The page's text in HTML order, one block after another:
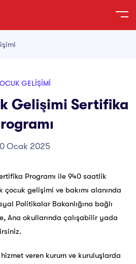
GELIŞIMI
Gelişimi Sertifika
Ocak 2025
Programı ile 940 saatlik
çocuk gelişimi ve bakımı alanında
Politikalar Bakanlığına bağlı
Ana okullarında çalışabilir yada
veren kurum ve kuruluşlarda